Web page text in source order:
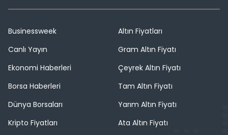
Businessweek
Canlı Yayın
Ekonomi Haberleri
Borsa Haberleri
Dünya Borsaları
Kripto Fiyatları
Altın Fiyatları
Gram Altın Fiyatı
Çeyrek Altın Fiyatı
Tam Altın Fiyatı
Yarım Altın Fiyatı
Ata Altın Fiyatı